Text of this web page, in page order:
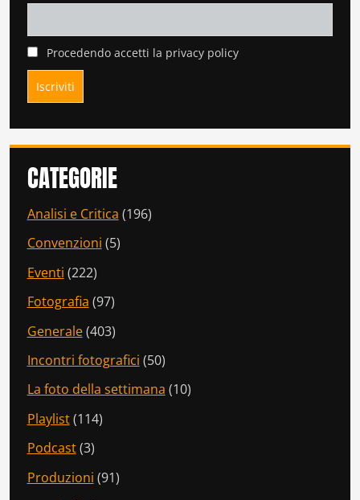
Procedendo accetti la privacy policy
CATEGORIE
Analisi e Critica (196)
Convenzioni (5)
Eventi (222)
Fotografia (97)
Generale(403)
Incontri fotografici (50)
La foto della settimana (10)
Playlist(114)
Podcast(3)
Produzioni (91)